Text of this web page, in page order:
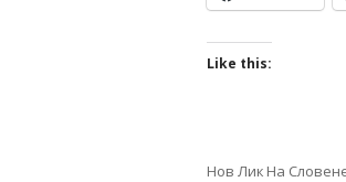
Like this:
Нов Лик На